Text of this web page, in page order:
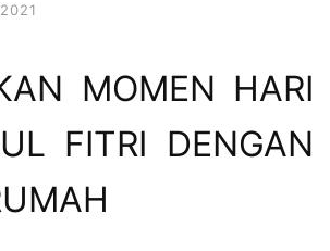
MOMEN HARI
FITRI DENGAN